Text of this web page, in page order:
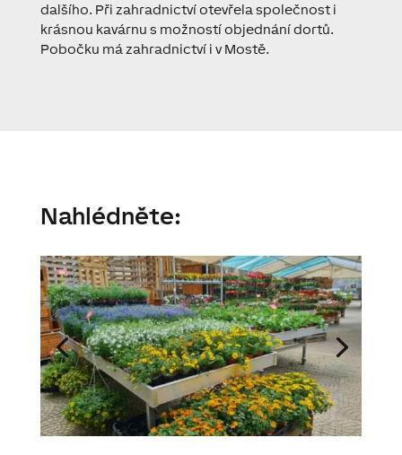
dalšího. Při zahradnictví otevřela společnost i
krásnou kavárnu s možností objednání dortů.
Pobočku má zahradnictví i v Mostě.
Nahlédněte: